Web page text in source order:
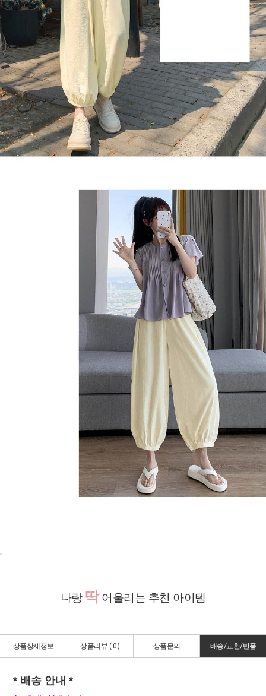
"
나랑 딱어울리는 추천 아이템
상품상세정보 상품리뷰 ( 0) 상품문의 배송/교환/반품
* 배송 안내 *